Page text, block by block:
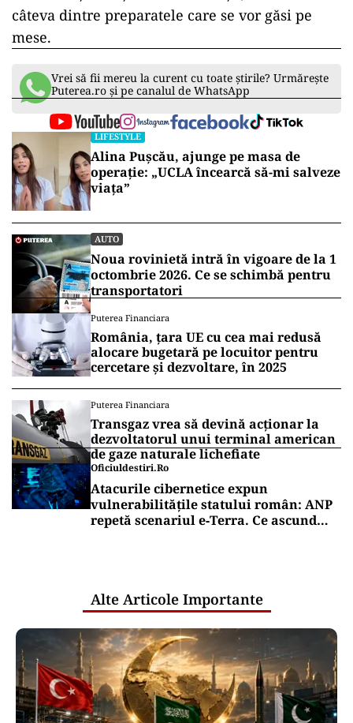
câteva dintre preparatele care se vor găsi pe
mese.
Vrei să fii mereu la curent cu toate știrile? Urmărește
Puterea.ro și pe canalul de WhatsApp
LIFESTYLE
Alina Pușcău, ajunge pe masa de
operație: „UCLA încearcă să-mi salveze
viața”
AUTO
Noua rovinietă intră în vigoare de la 1
octombrie 2026. Ce se schimbă pentru
transportatori
Puterea Financiara
România, țara UE cu cea mai redusă
alocare bugetară pe locuitor pentru
cercetare și dezvoltare, în 2025
Puterea Financiara
Transgaz vrea să devină acționar la
dezvoltatorul unui terminal american
de gaze naturale lichefiate
Oficiuldestiri.ro
Atacurile cibernetice expun
vulnerabilitățile statului român: ANP
repetă scenariul e‑Terra. Ce ascund
Alte Articole Importante